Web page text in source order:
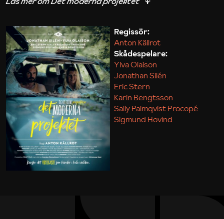
iakttagelser om hur svårt det kan vara att omsätta
Maja Kekonius
Regissör:
Anton Källrot
Skådespelare:
Ylva Olaison
Jonathan Silén
Eric Stern
Karin Bengtsson
Sally Palmqvist Procopé
Sigmund Hovind